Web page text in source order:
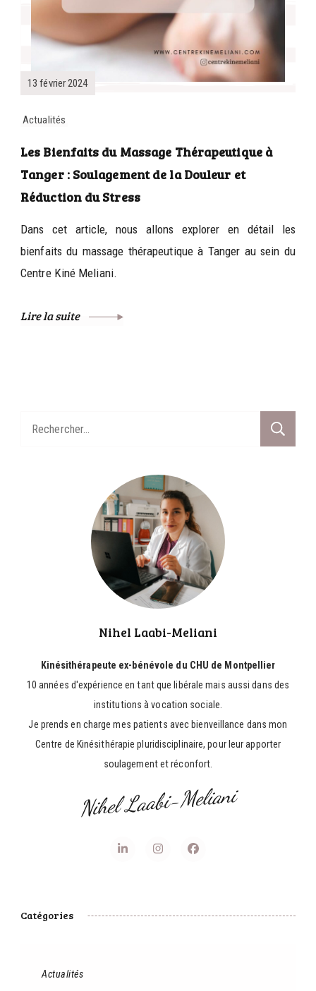
13 février 2024
Actualités
Les Bienfaits du Massage Thérapeutique à
Tanger : Soulagement de la Douleur et
Réduction du Stress
Dans cet article, nous allons explorer en détail les
bienfaits du massage thérapeutique à Tanger au sein du
Centre Kiné Meliani.
Lire la suite
Nihel Laabi-Meliani
Kinésithérapeute ex-bénévole du CHU de Montpellier
10 années d'expérience en tant que libérale mais aussi dans des
institutions à vocation sociale.
Je prends en charge mes patients avec bienveillance dans mon
Centre de Kinésithérapie pluridisciplinaire, pour leur apporter
soulagement et réconfort.
Nihel Laabi-Meliani
Catégories
Actualités